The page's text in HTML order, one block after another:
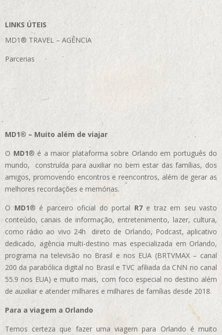
LINKS ÚTEIS
MD1® TRAVEL – AGÊNCIA
Parcerias
MD1® – Muito além de viajar
O MD1® é a maior plataforma sobre Orlando em português do
mundo, construída para auxiliar no bem estar das famílias, dos
amigos, promovendo encontros e reencontros, além de gerar as
melhores recordações e memórias.
OMD1® é parceiro oficial do portal R7e traz em seu vasto
conteúdo, canais de informação, entretenimento, lazer, cultura,
como rádio ao vivo 24h direto de Orlando, Podcast, aplicativo
dedicado, agência multi-destino mas especializada em Orlando,
programa na televisão no Brasil e nos EUA (BRTVMAX – canal
200 da parabólica digital no Brasil e TVC afiliada da CNN no canal
55.9 nos EUA) e muito mais, com foco especial no destino além
de auxiliar e atender milhares e milhares de famílias desde 2018.
Para a viagem a Orlando
Temos certeza que fazer uma viagem para Orlando é muito